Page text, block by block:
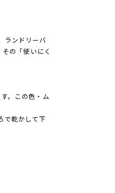
ランドリーバ
の「使いにく
。この色・ム
で乾かして下